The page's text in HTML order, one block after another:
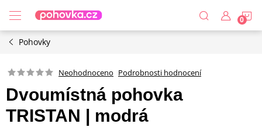
obsah
Pohovky
Neohodnoceno Podrobnosti hodnocení
Dvoumístná pohovka
TRISTAN | modrá